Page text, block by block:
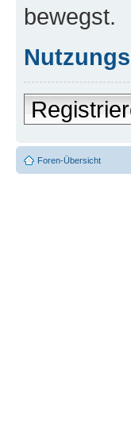
bewegst.
Foren-Übersicht